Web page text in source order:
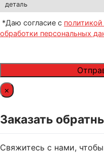
деталь
*Даю согласие с
обработки персональных
×
Заказать
Свяжитесь с нами,